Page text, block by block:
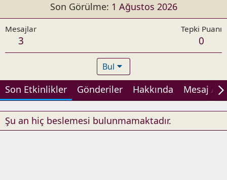
Son Görülme 1 Ağustos 2026
Mesajlar
3
Tepki Puanı
0
Bul
Son Etkinlikler Gönderiler Hakkında Mesaj
Şu an hiç beslemesi bulunmamaktadır.